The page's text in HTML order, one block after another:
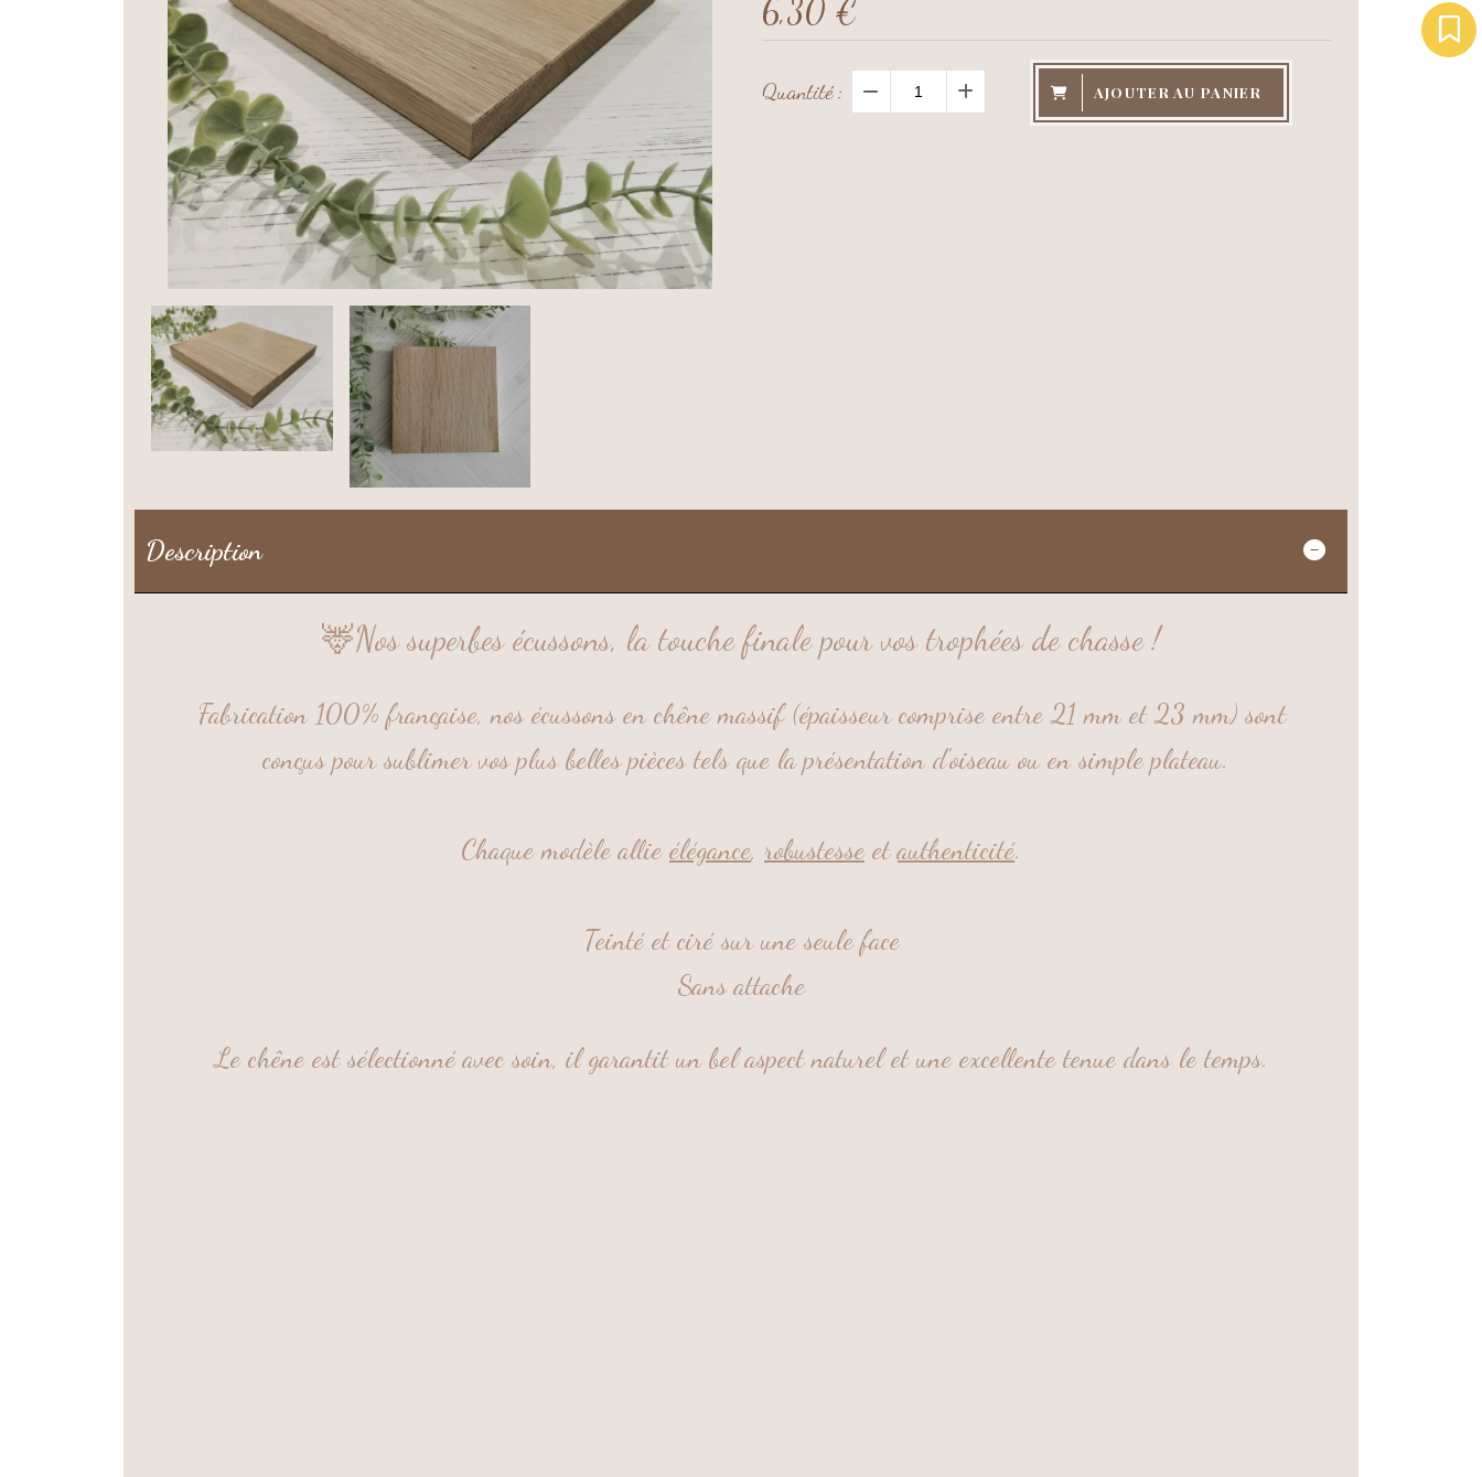
6,30 €
Quantité : AJOUTER AU PANIER
Description
🦌Nos superbes écussons, la touche finale pour vos trophées de chasse !
Fabrication 100% française, nos écussons en chêne massif (épaisseur comprise entre 21 mm et 23 mm) sont
conçus pour sublimer vos plus belles pièces tels que la présentation d'oiseau ou en simple plateau.
Chaque modèle allie élégance, robustesse etauthenticité.
Teinté et ciré sur une seule face
Sans attache
Le chêne est sélectionné avec soin, il garantit un bel aspect naturel et une excellente tenue dans le temps.